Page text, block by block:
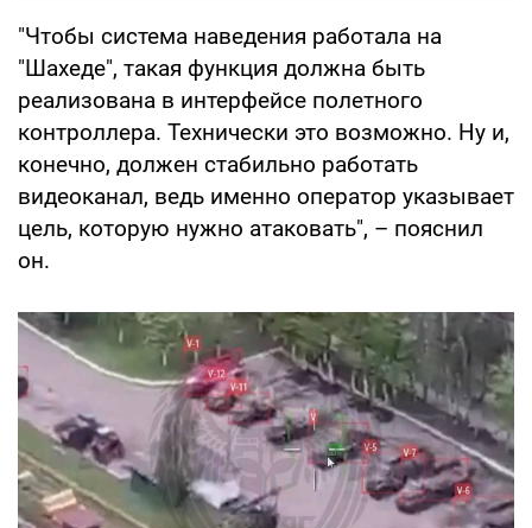
"Чтобы система наведения работала на
"Шахеде", такая функция должна быть
реализована в интерфейсе полетного
контроллера. Технически это возможно. Ну и,
конечно, должен стабильно работать
видеоканал, ведь именно оператор указывает
цель, которую нужно атаковать", – пояснил
он.